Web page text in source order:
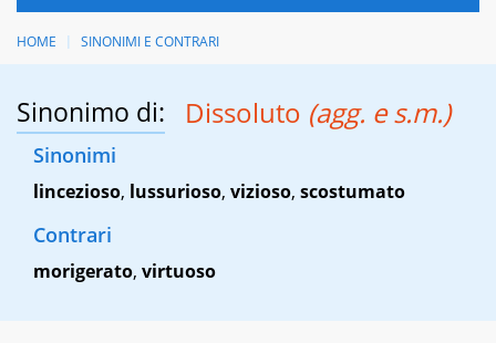
HOME SINONIMI E CONTRARI
Sinonimo di: Dissoluto (agg. e s.m.)
Sinonimi
lincezioso, lussurioso, vizioso, scostumato
Contrari
morigerato, virtuoso